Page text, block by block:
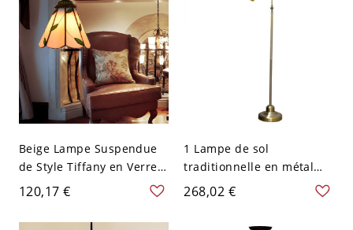
Beige Lampe Suspendue
de Style Tiffany en Verre à
1 Lumière avec Abat-Jour
Conique Suspension
Intérieure - 110 V-120 V
120,17 €
1 Lampe de sol
traditionnelle en métal
léger avec abat-jour en
verre de couleur citron et
268,02 €